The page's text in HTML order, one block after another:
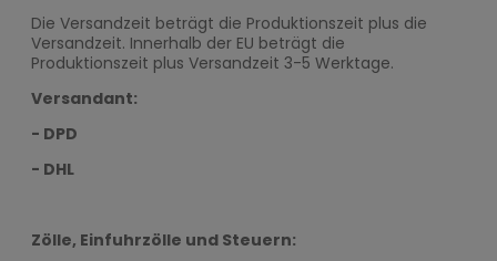
Die Versandzeit beträgt die Produktionszeit plus die
Versandzeit. Innerhalb der EU beträgt die
Produktionszeit plus Versandzeit 3-5 Werktage.
Versandant:
- DPD
- DHL
Zölle, Einfuhrzölle und Steuern: